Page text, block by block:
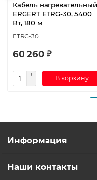
Кабель нагревательный
ERGERT ETRG-30, 5400
Вт, 180 м
ETRG-30
60 260 ₽
В корзину
Информация
Наши контакты